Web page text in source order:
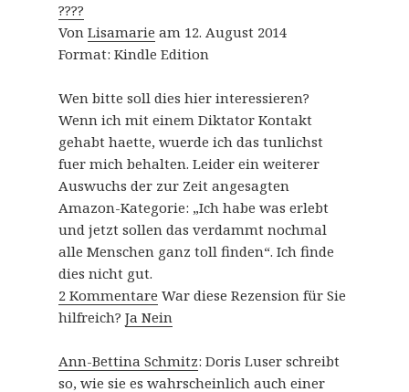
????
Von Lisamarie am 12. August 2014
Format: Kindle Edition
Wen bitte soll dies hier interessieren?
Wenn ich mit einem Diktator Kontakt
gehabt haette, wuerde ich das tunlichst
fuer mich behalten. Leider ein weiterer
Auswuchs der zur Zeit angesagten
Amazon-Kategorie: „Ich habe was erlebt
und jetzt sollen das verdammt nochmal
alle Menschen ganz toll finden“. Ich finde
dies nicht gut.
2 Kommentare War diese Rezension für Sie
hilfreich? Ja Nein
Ann-Bettina Schmitz: Doris Luser schreibt
so, wie sie es wahrscheinlich auch einer